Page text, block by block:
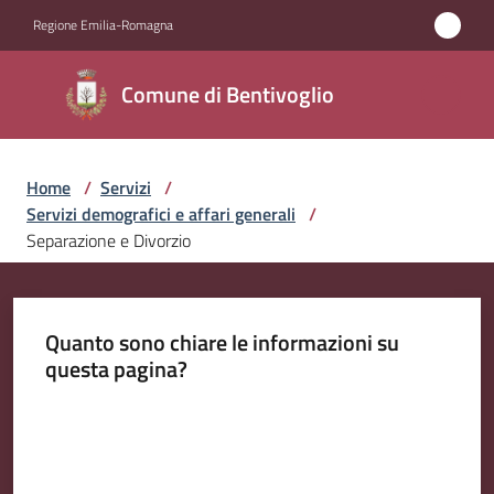
Regione Emilia-Romagna
Comune di Bentivoglio
Comune di
Bentivoglio
Amministrazione
Novità
Menu selezionato
Vivere
Home / Servizi /
Servizi demografici e affari generali /
Separazione e Divorzio
Quanto sono chiare le informazioni su
questa pagina?